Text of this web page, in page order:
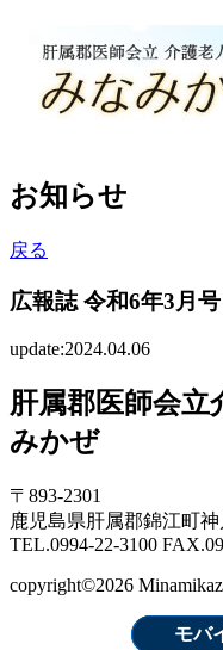
お知らせ
戻る
広報誌 令和6年3月
update:2024.04.06
肝属郡医師会立
みかぜ
〒893-2301
鹿児島県肝属郡錦江町神
TEL.0994-22-3100
copyright©2026
モバ